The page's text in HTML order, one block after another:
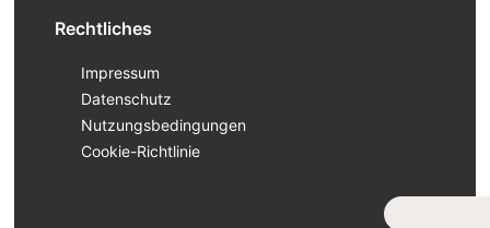
Rechtliches
Impressum
Datenschutz
Nutzungsbedingungen
Cookie-Richtlinie